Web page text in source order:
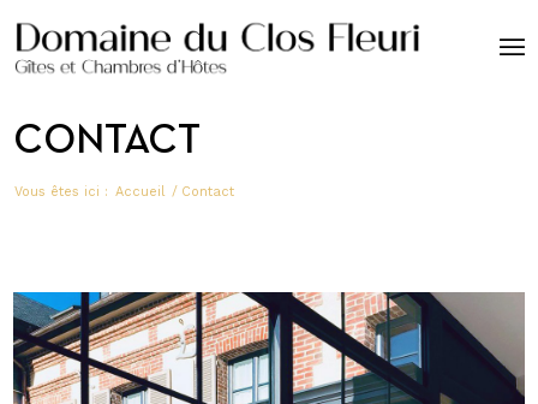
CONTACT
Vous êtes ici : Accueil / Contact